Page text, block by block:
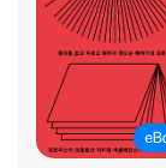
작품 해설: 현대에
역자 후기: 왜 아직도
토머스 불핀치 연보